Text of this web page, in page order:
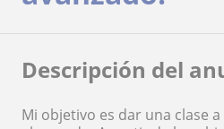
Descripción del
Mi objetivo es dar una clase